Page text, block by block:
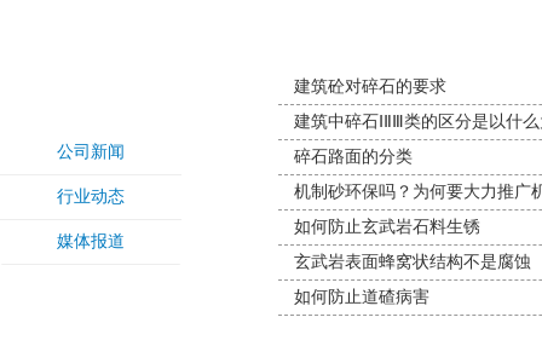
公司新闻
行业动态
媒体报道
建筑砼对碎石的要求
建筑中碎石ⅠⅡⅢ类的区分是以什
碎石路面的分类
机制砂环保吗？为何要大力推广
如何防止玄武岩石料生锈
玄武岩表面蜂窝状结构不是腐蚀
如何防止道碴病害